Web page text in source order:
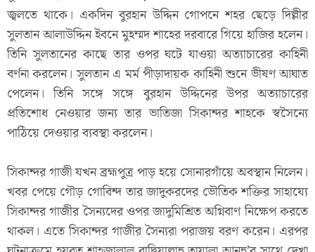
জ্বলতে থাকে। একদিন বুরহান উদ্দিন গোপনে শহর ছেড়ে দিল্লীর
সুলতান আলাউদ্দিন ইবনে মুহম্মদ শাহের দরবারে গিয়ে হাজির হলেন।
তিনি সুলতানের কাছে তার ওপর ঘটে যাওয়া অত্যাচারের কাহিনী
বর্ণনা করলেন। সুলতান এ মর্ম পীড়াদায়ক কাহিনী শুনে ভীষণ আঘাত
পেলেন। তিনি সঙ্গে সঙ্গে বুরহান উদ্দিনের উপর অত্যাচারের
প্রতিশোধ নেওয়ার জন্য তার ভাতিজা সিকান্দর শাহকে স্বসৈন্যে
পাঠিয়ে দেওয়ার ব্যবস্থা করলেন।
সিকান্দর গাজী যখন ব্রহ্মপুত্র পাড় হয়ে সোনারগাঁয়ে অবস্থান নিলেন।
খবর পেয়ে গৌড় গোবিন্দ তার জাদুকরদের ভৌতিক শক্তির সাহায্যে
সিকান্দর গাজীর সৈন্যদের ওপর জাদুমিশ্রিত অগ্নিবাণ নিক্ষেপ করতে
থাকল। এতে সিকান্দর গাজীর সৈন্যরা পরাজয় বরণ করেন। এরপর